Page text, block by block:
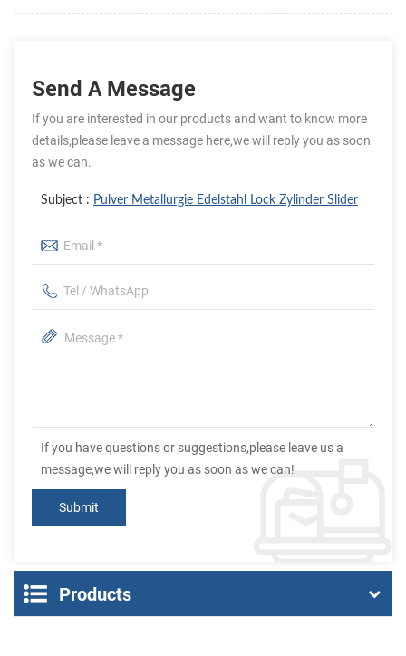
Send A Message
If you are interested in our products and want to know more
details,please leave a message here,we will reply you as soon
as we can.
Subject : Pulver Metallurgie Edelstahl Lock Zylinder Slider
If you have questions or suggestions,please leave us a
message,we will reply you as soon as we can!
Products